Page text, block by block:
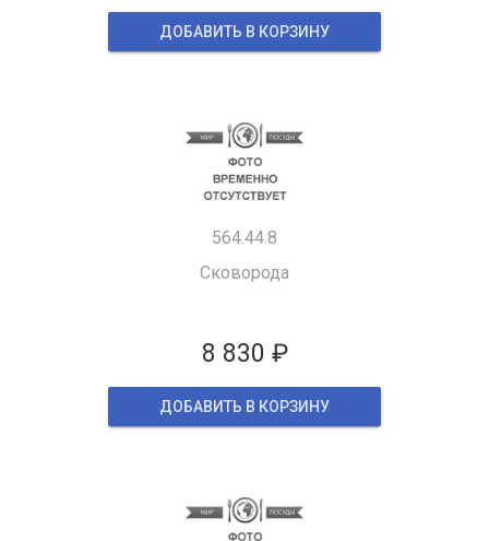
ДОБАВИТЬ В КОРЗИНУ
564.44.8
Сковорода
8 830 ₽
ДОБАВИТЬ В КОРЗИНУ